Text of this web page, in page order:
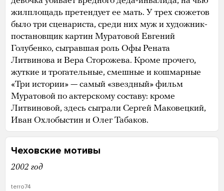
жилплощадь претендует ее мать. У трех сюжетов
было три сценариста, среди них муж и художник-
постановщик картин Муратовой Евгений
Голубенко, сыгравшая роль Офы Рената
Литвинова и Вера Сторожева. Кроме прочего,
жуткие и трогательные, смешные и кошмарные
«Три истории» — самый «звездный» фильм
Муратовой по актерскому составу: кроме
Литвиновой, здесь сыграли Сергей Маковецкий,
Иван Охлобыстин и Олег Табаков.
Чеховские мотивы
2002 год
terro74